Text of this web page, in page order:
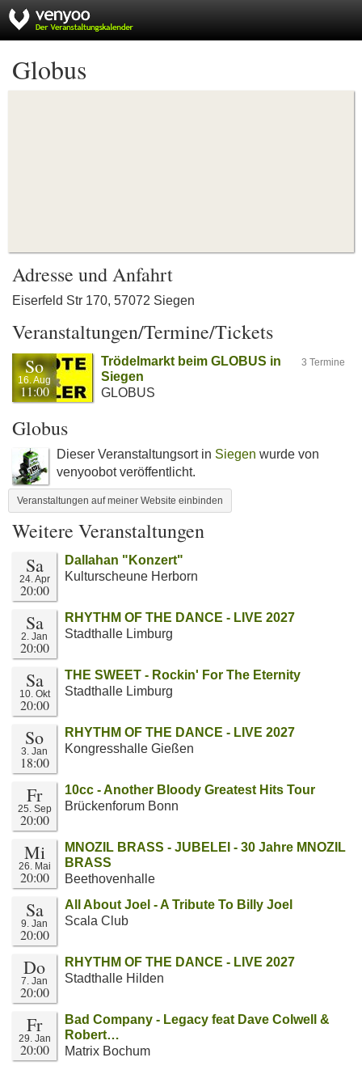
Globus
Adresse und Anfahrt
Eiserfeld Str 170, 57072 Siegen
Veranstaltungen/Termine/Tickets
So
16. Aug
11:00
3 Termine
Trödelmarkt beim GLOBUS in
Siegen
GLOBUS
Globus
Dieser Veranstaltungsort in Siegen wurde von
venyoobot veröffentlicht.
Veranstaltungen auf meiner Website einbinden
Weitere Veranstaltungen
Sa
24. Apr
20:00
Dallahan "Konzert"
Kulturscheune Herborn
Sa
2. Jan
20:00
RHYTHM OF THE DANCE - LIVE 2027
Stadthalle Limburg
Sa
10. Okt
20:00
THE SWEET - Rockin' For The Eternity
Stadthalle Limburg
So
3. Jan
18:00
RHYTHM OF THE DANCE - LIVE 2027
Kongresshalle Gießen
Fr
25. Sep
20:00
10cc - Another Bloody Greatest Hits Tour
Brückenforum Bonn
Mi
26. Mai
20:00
MNOZIL BRASS - JUBELEI - 30 Jahre MNOZIL
BRASS
Beethovenhalle
Sa
9. Jan
20:00
All About Joel - A Tribute To Billy Joel
Scala Club
Do
7. Jan
20:00
RHYTHM OF THE DANCE - LIVE 2027
Stadthalle Hilden
Fr
29. Jan
20:00
Bad Company - Legacy feat Dave Colwell &
Robert…
Matrix Bochum